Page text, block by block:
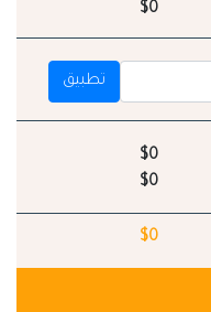
$0
تطبيق
$0
$0
$0